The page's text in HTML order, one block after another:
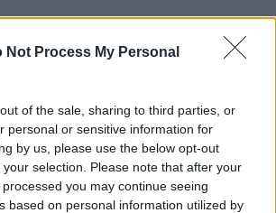
Not Process My Personal
of the sale, sharing to third parties, or
personal or sensitive information for
by us, please use the below opt-out
selection. Please note that after your
you may continue seeing
based on personal information utilized by